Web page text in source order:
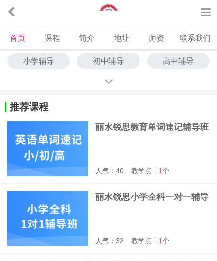
首页 课程 简介 地址 师资 联系我们
小学辅导 初中辅导 高中辅导
艺考文化课
单词速记
推荐课程
丽水锐思教育单词速记辅导班
人气：40 教学点： 1个
丽水锐思小学全科一对一辅导
人气：32 教学点： 1个